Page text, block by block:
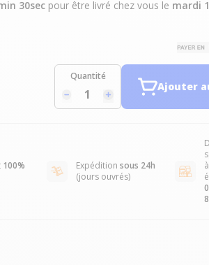
29secpour être livré chez vous le mardi
Quantité
Ajouter
100%
Expédition sous 24h
(jours ouvrés)